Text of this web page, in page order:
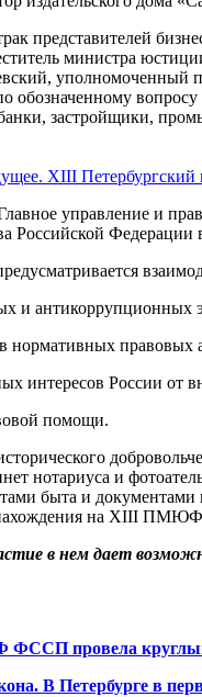
представителей
министра
уполномоченный
обозначенному
застройщики,
XIII
управление и
Российской Федерации
и антикоррупционных
нормативных правовых
интересов России от
помощи.
нотариуса и
быта и
нахождения на XIII
в нем дает
провела круглый
В Петербурге в